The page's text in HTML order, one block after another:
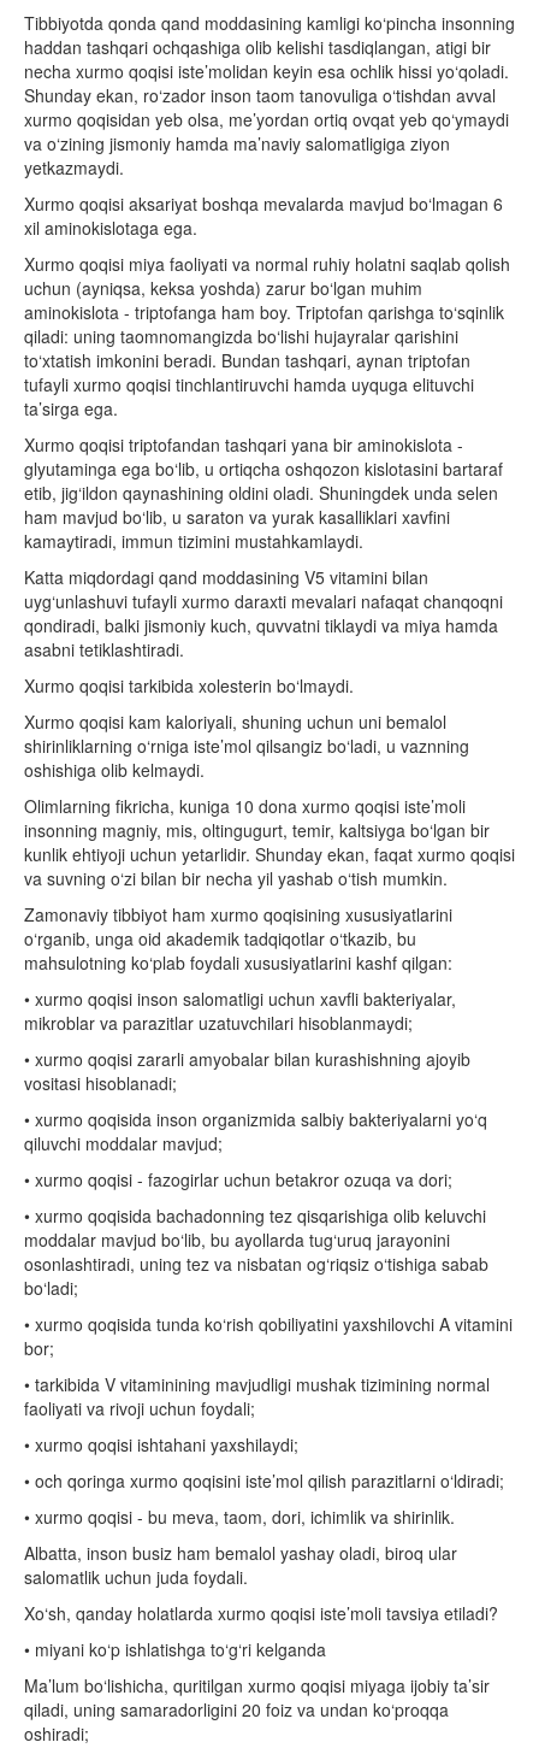
Tibbiyotda qonda qand moddasining kamligi ko‘pincha insonning
haddan tashqari ochqashiga olib kelishi tasdiqlangan, atigi bir
necha xurmo qoqisi iste’molidan keyin esa ochlik hissi yo‘qoladi.
Shunday ekan, ro‘zador inson taom tanovuliga o‘tishdan avval
xurmo qoqisidan yeb olsa, me’yordan ortiq ovqat yeb qo‘ymaydi
va o‘zining jismoniy hamda ma’naviy salomatligiga ziyon
yetkazmaydi.
Xurmo qoqisi aksariyat boshqa mevalarda mavjud bo‘lmagan 6
xil aminokislotaga ega.
Xurmo qoqisi miya faoliyati va normal ruhiy holatni saqlab qolish
uchun (ayniqsa, keksa yoshda) zarur bo‘lgan muhim
aminokislota - triptofanga ham boy. Triptofan qarishga to‘sqinlik
qiladi: uning taomnomangizda bo‘lishi hujayralar qarishini
to‘xtatish imkonini beradi. Bundan tashqari, aynan triptofan
tufayli xurmo qoqisi tinchlantiruvchi hamda uyquga elituvchi
ta’sirga ega.
Xurmo qoqisi triptofandan tashqari yana bir aminokislota -
glyutaminga ega bo‘lib, u ortiqcha oshqozon kislotasini bartaraf
etib, jig‘ildon qaynashining oldini oladi. Shuningdek unda selen
ham mavjud bo‘lib, u saraton va yurak kasalliklari xavfini
kamaytiradi, immun tizimini mustahkamlaydi.
Katta miqdordagi qand moddasining V5 vitamini bilan
uyg‘unlashuvi tufayli xurmo daraxti mevalari nafaqat chanqoqni
qondiradi, balki jismoniy kuch, quvvatni tiklaydi va miya hamda
asabni tetiklashtiradi.
Xurmo qoqisi tarkibida xolesterin bo‘lmaydi.
Xurmo qoqisi kam kaloriyali, shuning uchun uni bemalol
shirinliklarning o‘rniga iste’mol qilsangiz bo‘ladi, u vaznning
oshishiga olib kelmaydi.
Olimlarning fikricha, kuniga 10 dona xurmo qoqisi iste’moli
insonning magniy, mis, oltingugurt, temir, kaltsiyga bo‘lgan bir
kunlik ehtiyoji uchun yetarlidir. Shunday ekan, faqat xurmo qoqisi
va suvning o‘zi bilan bir necha yil yashab o‘tish mumkin.
Zamonaviy tibbiyot ham xurmo qoqisining xususiyatlarini
o‘rganib, unga oid akademik tadqiqotlar o‘tkazib, bu
mahsulotning ko‘plab foydali xususiyatlarini kashf qilgan:
• xurmo qoqisi inson salomatligi uchun xavfli bakteriyalar,
mikroblar va parazitlar uzatuvchilari hisoblanmaydi;
• xurmo qoqisi zararli amyobalar bilan kurashishning ajoyib
vositasi hisoblanadi;
• xurmo qoqisida inson organizmida salbiy bakteriyalarni yo‘q
qiluvchi moddalar mavjud;
• xurmo qoqisi - fazogirlar uchun betakror ozuqa va dori;
• xurmo qoqisida bachadonning tez qisqarishiga olib keluvchi
moddalar mavjud bo‘lib, bu ayollarda tug‘uruq jarayonini
osonlashtiradi, uning tez va nisbatan og‘riqsiz o‘tishiga sabab
bo‘ladi;
• xurmo qoqisida tunda ko‘rish qobiliyatini yaxshilovchi A vitamini
bor;
• tarkibida V vitaminining mavjudligi mushak tizimining normal
faoliyati va rivoji uchun foydali;
• xurmo qoqisi ishtahani yaxshilaydi;
• och qoringa xurmo qoqisini iste’mol qilish parazitlarni o‘ldiradi;
• xurmo qoqisi - bu meva, taom, dori, ichimlik va shirinlik.
Albatta, inson busiz ham bemalol yashay oladi, biroq ular
salomatlik uchun juda foydali.
Xo‘sh, qanday holatlarda xurmo qoqisi iste’moli tavsiya etiladi?
• miyani ko‘p ishlatishga to‘g‘ri kelganda
Ma’lum bo‘lishicha, quritilgan xurmo qoqisi miyaga ijobiy ta’sir
qiladi, uning samaradorligini 20 foiz va undan ko‘proqqa
oshiradi;